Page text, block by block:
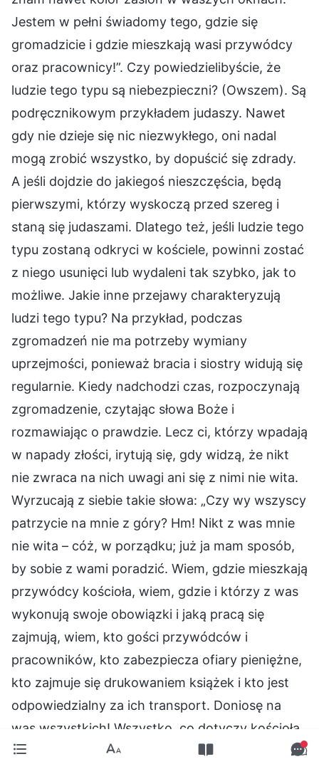
Jestem w pełni świadomy tego, gdzie się
gromadzicie i gdzie mieszkają wasi przywódcy
oraz pracownicy!”. Czy powiedzielibyście, że
ludzie tego typu są niebezpieczni? (Owszem). Są
podręcznikowym przykładem judaszy. Nawet
gdy nie dzieje się nic niezwykłego, oni nadal
mogą zrobić wszystko, by dopuścić się zdrady.
A jeśli dojdzie do jakiegoś nieszczęścia, będą
pierwszymi, którzy wyskoczą przed szereg i
staną się judaszami. Dlatego też, jeśli ludzie tego
typu zostaną odkryci w kościele, powinni zostać
z niego usunięci lub wydaleni tak szybko, jak to
możliwe. Jakie inne przejawy charakteryzują
ludzi tego typu? Na przykład, podczas
zgromadzeń nie ma potrzeby wymiany
uprzejmości, ponieważ bracia i siostry widują się
regularnie. Kiedy nadchodzi czas, rozpoczynają
zgromadzenie, czytając słowa Boże i
rozmawiając o prawdzie. Lecz ci, którzy wpadają
w napady złości, irytują się, gdy widzą, że nikt
nie zwraca na nich uwagi ani się z nimi nie wita.
Wyrzucają z siebie takie słowa: „Czy wy wszyscy
patrzycie na mnie z góry? Hm! Nikt z was mnie
nie wita – cóż, w porządku; już ja mam sposób,
by sobie z wami poradzić. Wiem, gdzie mieszkają
przywódcy kościoła, wiem, gdzie i którzy z was
wykonują swoje obowiązki i jaką pracą się
zajmują, wiem, kto gości przywódców i
pracowników, kto zabezpiecza ofiary pieniężne,
kto zajmuje się drukowaniem książek i kto jest
odpowiedzialny za ich transport. Doniosę na
was wszystkich! Wszystko, co dotyczy kościoła,
zgłoszę na policję!”. Jeśli ludzie traktują ich z